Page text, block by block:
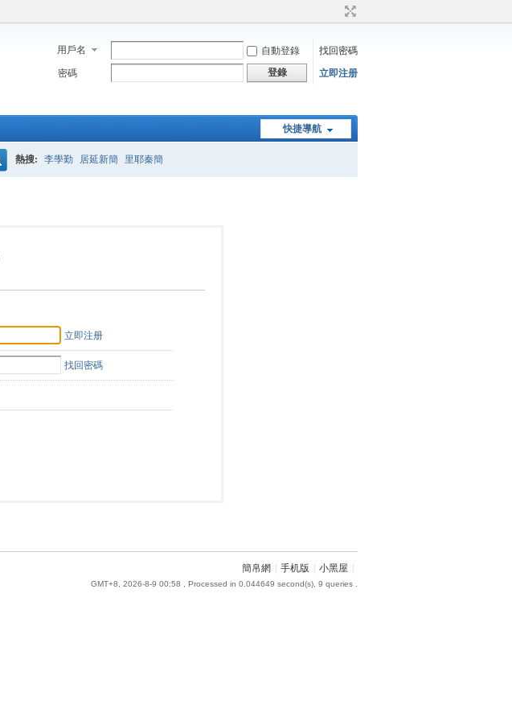
用戶名 自動登錄
找回密碼
密碼
登錄 立即注册
快捷導航
熱搜: 李學勤 居延新簡 里耶秦簡
立即注册
找回密碼
簡帛網 手机版 小黑屋
GMT+8, 2026-8-9 00:58 , Processed in 0.044649 second(s), 9 queries .